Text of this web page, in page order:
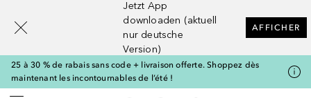
Jetzt App
downloaden (aktuell
nur deutsche
Version)
AFFICHER
25 à 30 % de rabais sans code + livraison offerte. Shoppez dès
maintenant les incontournables de l’été !
[navigation.slideout.screenreader]